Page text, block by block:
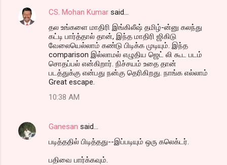
CS. Mohan Kumar said…
தல உங்களை மாதிரி இங்கிலீஷ் தமிழ்-ன்னு கலந்து
கட்டி பார்த்தால் தான், இந்த மாதிரி ஜிகிடு
வேலையெல்லாம் கண்டு பிடிக்க முடியும். இந்த
comparison இல்லாமல் எழுதிய ஜெட் லி கூட படம்
சொதப்பல் என்கிறார். நிச்சயம் உதை தான்
படத்துக்கு என்பது நன்கு தெரிகிறது. நாங்க எல்லாம்
Great escape.
10:38 AM
Ganesan said…
படித்ததில் பிடித்தது--இப்படியும் ஒரு கலெக்டர்.
பதிவை பார்க்கவும்.